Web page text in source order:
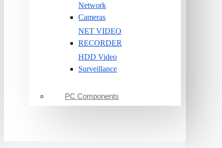
Network
Cameras
NET VIDEO
RECORDER
HDD Video
Surveillance
PC Components